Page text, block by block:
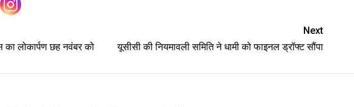
का लोकार्पण छह नवंबर को
Next
यूसीसी की नियमावली समिति ने धामी को फाइनल ड्रॉफ्ट सौंपा